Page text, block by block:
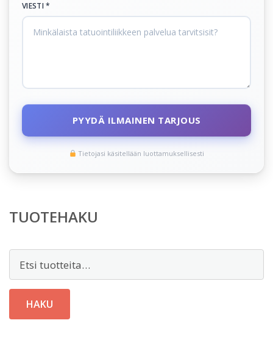
VIESTI *
PYYDÄ ILMAINEN TARJOUS
Tietojasi käsitellään luottamuksellisesti
TUOTEHAKU
HAKU